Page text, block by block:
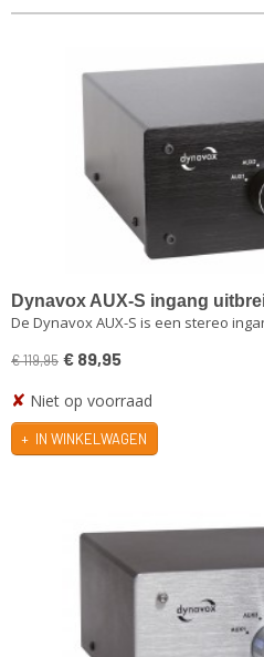
Dynavox AUX-S ingang
ingangen
De Dynavox AUX-S is een stereo
€ 119,95 € 89,95
✘ Niet op voorraad
IN WINKELWAGEN